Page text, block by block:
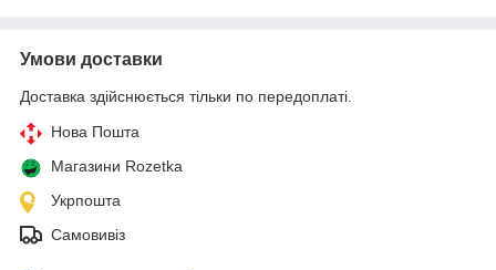
Умови доставки
Доставка здійснюється тільки по передоплаті.
Нова Пошта
Магазини Rozetka
Укрпошта
Самовивіз